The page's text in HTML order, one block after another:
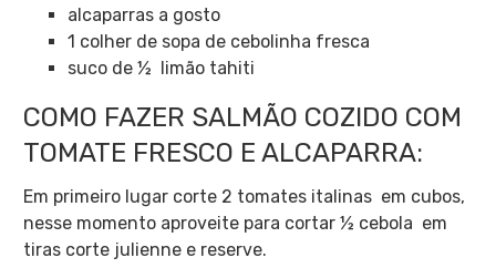
alcaparras a gosto
1 colher de sopa de cebolinha fresca
suco de ½ limão tahiti
COMO FAZER SALMÃO COZIDO COM
TOMATE FRESCO E ALCAPARRA:
Em primeiro lugar corte 2 tomates italinas em cubos,
nesse momento aproveite para cortar ½ cebola em
tiras corte julienne e reserve.